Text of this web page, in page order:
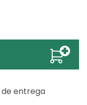
entrega